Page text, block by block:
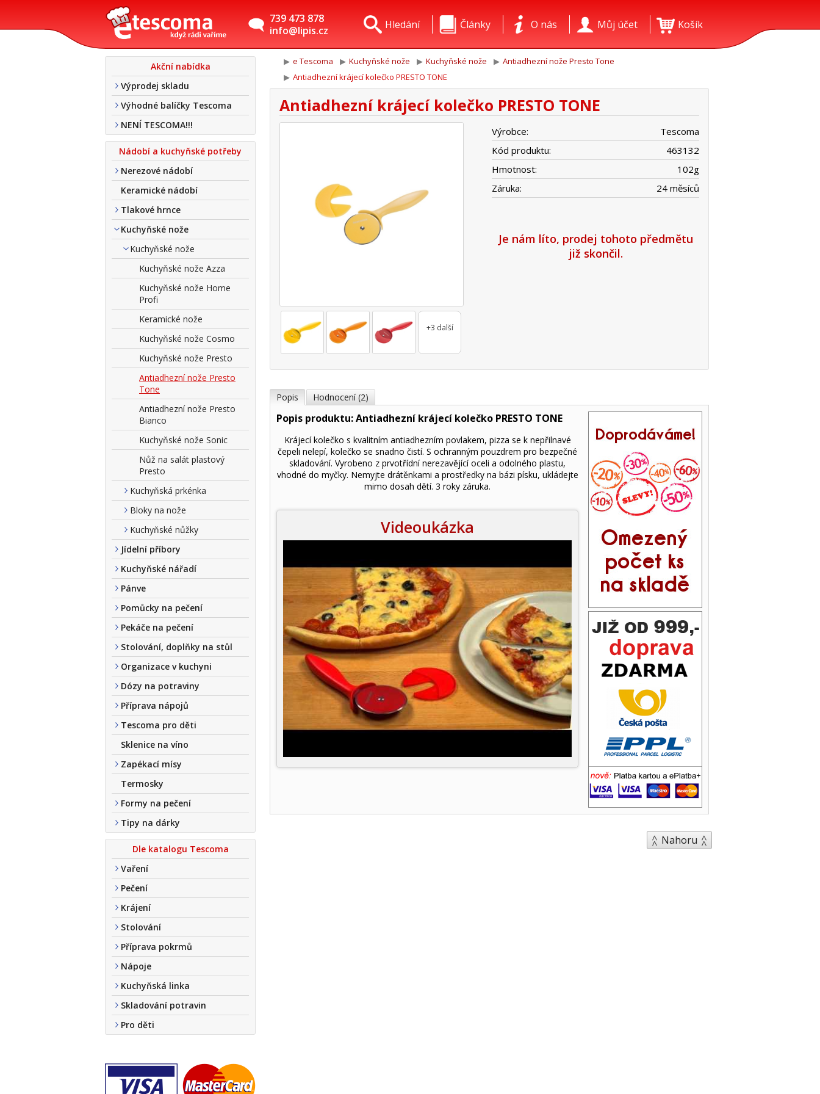
739 473 878
info@lipis.cz
Košík
Můj účet
O nás
Články
Hledání
Akční nabídka
Výprodej skladu
Výhodné balíčky Tescoma
NENÍ TESCOMA!!!
Nádobí a kuchyňské potřeby
Nerezové nádobí
Keramické nádobí
Tlakové hrnce
Kuchyňské nože
Kuchyňské nože
Kuchyňské nože Azza
Kuchyňské nože Home
Profi
Keramické nože
Kuchyňské nože Cosmo
Kuchyňské nože Presto
Antiadhezní nože Presto
Tone
Antiadhezní nože Presto
Bianco
Kuchyňské nože Sonic
Nůž na salát plastový
Presto
Kuchyňská prkénka
Bloky na nože
Kuchyňské nůžky
Jídelní příbory
Kuchyňské nářadí
Pánve
Pomůcky na pečení
Pekáče na pečení
Stolování, doplňky na stůl
Organizace v kuchyni
Dózy na potraviny
Příprava nápojů
Tescoma pro děti
Sklenice na víno
Zapékací mísy
Termosky
Formy na pečení
Tipy na dárky
Dle katalogu Tescoma
Vaření
Pečení
Krájení
Stolování
Příprava pokrmů
Nápoje
Kuchyňská linka
Skladování potravin
Pro děti
e Tescoma Kuchyňské nože Kuchyňské nože
Antiadhezní nože Presto Tone
Antiadhezní krájecí kolečko PRESTO TONE
Antiadhezní krájecí kolečko PRESTO TONE
+3 další
Výrobce:
Tescoma
Kód produktu:
463132
Hmotnost:
102g
Záruka:
24 měsíců
Je nám líto, prodej tohoto předmětu
již skončil.
Popis Hodnocení (2)
Popis produktu: Antiadhezní krájecí kolečko PRESTO TONE
Krájecí kolečko s kvalitním antiadhezním povlakem, pizza se k nepřilnavé
čepeli nelepí, kolečko se snadno čistí. S ochranným pouzdrem pro bezpečné
skladování. Vyrobeno z prvotřídní nerezavějící oceli a odolného plastu,
vhodné do myčky. Nemyjte drátěnkami a prostředky na bázi písku, ukládejte
mimo dosah dětí. 3 roky záruka.
Videoukázka
Nahoru